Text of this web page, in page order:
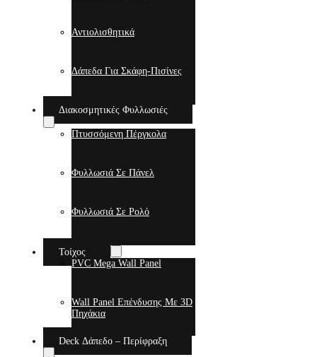
Αντιολισθητικά
Δάπεδα Για Σκάφη-Πισίνες
Διακοσμητικές Φυλλωσιές
Πτυσσόμενη Πέργκολα
Φυλλωσιά Σε Πάνελ
Φυλλωσιά Σε Ρολό
Τοίχος
PVC Mega Wall Panel
Wall Panel Επένδυσης Με 3D
Πηχάκια
Deck Δάπεδο – Περίφραξη